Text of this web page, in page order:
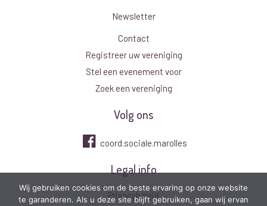
Newsletter
Contact
Registreer uw vereniging
Stel een evenement voor
Zoek een vereniging
Volg ons
coord.sociale.marolles
Legal info
Privacybeleid
Wij gebruiken cookies om de beste ervaring op onze website
te garanderen. Als u deze site blijft gebruiken, gaan wij ervan